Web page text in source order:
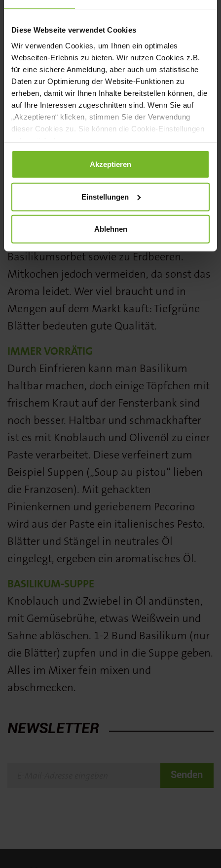
Diese Webseite verwendet Cookies
Wir verwenden Cookies, um Ihnen ein optimales
Webseiten-Erlebnis zu bieten. Wir nutzen Cookies z.B.
für eine sichere Anmeldung, aber auch um statistische
Daten zur Optimierung der Website-Funktionen zu
erheben, damit wir Ihnen Inhalte bereitstellen können, die
auf Ihre Interessen zugeschnitten sind. Wenn Sie auf
„Akzeptieren“ klicken, stimmen Sie der Verwendung
dieser Cookies zu. Sie können die Cookie-Einstellungen
Datenschutzerklärung|Impressum
Akzeptieren
Einstellungen
Ablehnen
Gärtner: Nie einzelne Blätter pflücken. Bei
Basilikum am besten immer den oberen
Blätterkranz abzupfen, daraus wachsen
dann schnell neue Triebe und man hat
länger etwas vom aromatischen
Pflänzchen.
IN DER KÜCHE
Das königliche Kraut ist heute aus den
Küchen der Welt nicht wegzudenken. Gibt
es Speisen doch einen unvergleichlich
aromatischen Geschmack – egal, ob im
Salat, in der Suppe, als Brotaufstrich, im
der ausgefallenen Süßspeise, wie einem
Basilikumsorbet sowie zu Erdbeeren.
Mitkochen jedoch vermeiden, da sonst das
Aroma leidet. Wer viel braucht und in
Mengen auf dem Markt kauft: Tiefgrüne
Blätter bedeuten gute Qualität.
IMMER VORRÄTIG
Durch Einfrieren kann man Basilikum
haltbar machen, doch einige Töpfchen mit
frischem Kraut auf der Fensterbank sind
noch besser. Haltbar und schmackhafter
ist es mit Knoblauch und Olivenöl zu einer
Paste verarbeitet. Diese verfeinert zum
Beispiel Suppen („Soup au pistou“ lieben
die Franzosen). Mit gehackten
Pinienkernen und geriebenem Pecorino
wird aus der Paste ein italienisches Pesto.
Blätter und Stängel in neutrales Öl
eingelegt, ergeben ein aromatisches Öl.
BASILIKUM-SUPPE
Knoblauch und Zwiebel in Öl andünsten,
mit Gemüsebrühe, etwas Weißwein und
Sahne ablöschen. 1-2 Bund Basilikum (nur
die Blätter) zupfen und in die Suppe geben.
Alles im Mixer fein mixen und
abschmecken.
NEWSLETTER
Senden